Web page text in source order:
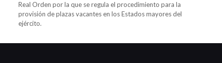
Real Orden por la que se regula el procedimiento para la
provisión de plazas vacantes en los Estados mayores del
ejército.